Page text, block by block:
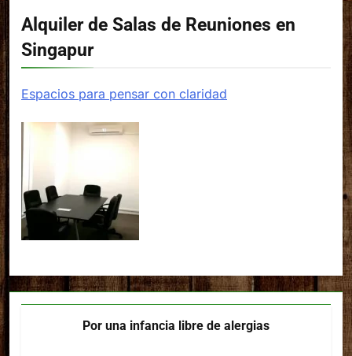
Alquiler de Salas de Reuniones en
Singapur
Espacios para pensar con claridad
Por una infancia libre de alergias